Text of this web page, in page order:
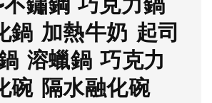
鏽鋼 巧克力鍋
鍋 加熱牛奶 起司
溶蠟鍋 巧克力
碗 隔水融化碗